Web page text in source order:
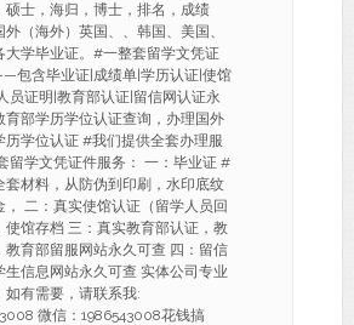
硕士，海归，博士，排名，成绩
（海外）英国、、韩国、美国、
大学毕业证。#一整套留学文凭证
包含毕业证|成绩单|学历认证|使馆
员证明|教育部认证|留信网认证永
育部学历学位认证查询，办理国外
历学位认证 #我们提供全套办理服
留学文凭证件服务： 一：毕业证 #
套材料，从防伪到印刷，水印底纹
， 二：真实使馆认证（留学人员回
使馆存档 三：真实教育部认证，教
教育部留服网站永久可查 四：留信
生信息网站永久可查 实体公司专业
如有需要，请联系我:
微信：1986543008花钱搞